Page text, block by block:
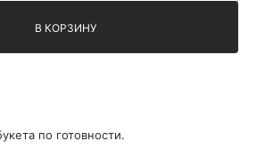
В КОРЗИНУ
по готовности.